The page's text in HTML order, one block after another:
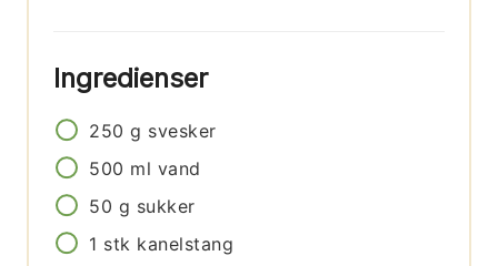
Ingredienser
250 g svesker
500 ml vand
50 g sukker
1 stk kanelstang